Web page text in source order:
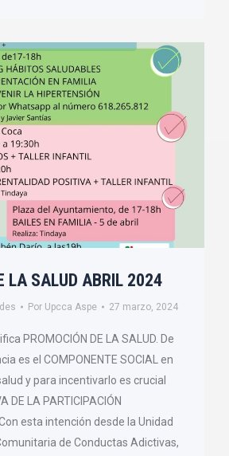
LA SALUD ABRIL 2024
Por Upcca Aspe 27 marzo, 2024
PROMOCIÓN DE LA SALUD. De
es el COMPONENTE SOCIAL en
y para incentivarlo es crucial
DE LA PARTICIPACIÓN
esta intención desde la Unidad
de Conductas Adictivas,